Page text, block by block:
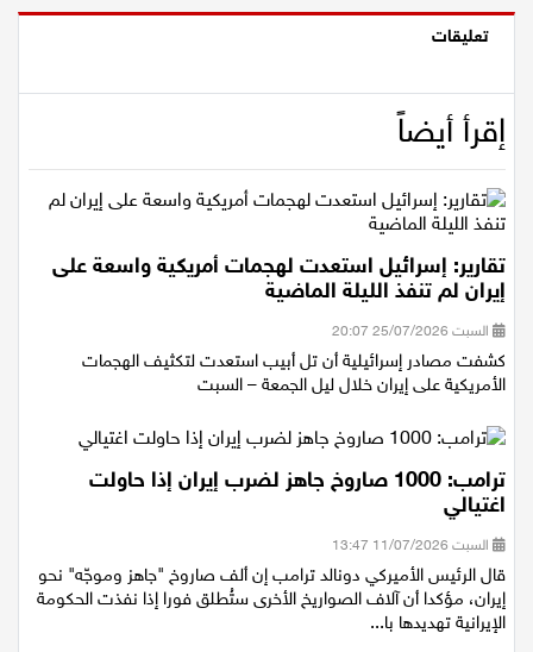
إقرأ أيضاً
تقارير: إسرائيل استعدت لهجمات أمريكية واسعة على
إيران لم تنفذ الليلة الماضية
السبت 25/07/2026 20:07
كشفت مصادر إسرائيلية أن تل أبيب استعدت لتكثيف الهجمات
اغتيالي
السبت 11/07/2026 13:47
قال الرئيس الأميركي دونالد ترامب إن ألف صاروخ "جاهز وموجّه" نحو
إيران، مؤكدا أن آلاف الصواريخ الأخرى ستُطلق فورا إذا نفذت الحكومة